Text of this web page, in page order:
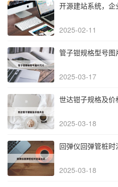
开源建站系统，
2025-02-11
管子钳规格型号图
2025-03-17
世达钳子规格及价
2025-03-18
回弹仪回弹管桩时
2025-03-18